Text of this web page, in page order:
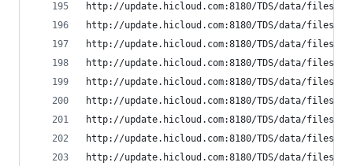
http://update.hicloud.com:8180/TDS/data/files/p9/
http://update.hicloud.com:8180/TDS/data/files/p9/
http://update.hicloud.com:8180/TDS/data/files/p9/
http://update.hicloud.com:8180/TDS/data/files/p9/
http://update.hicloud.com:8180/TDS/data/files/p9/
http://update.hicloud.com:8180/TDS/data/files/p9/
http://update.hicloud.com:8180/TDS/data/files/p9/
http://update.hicloud.com:8180/TDS/data/files/p9/
http://update.hicloud.com:8180/TDS/data/files/p9/